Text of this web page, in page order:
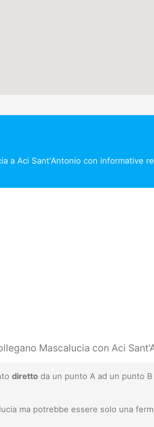
a Aci Sant'Antonio con informative
Mascalucia con Aci
diretto da un punto A ad un punto
ma potrebbe essere solo una